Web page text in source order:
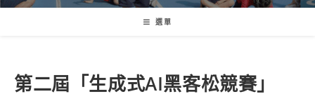
選單
第二屆「生成式AI黑客松競賽」